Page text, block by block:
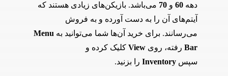
دهه 60و 70 می‌باشد. بازیکن‌های زیادی هستند که
آیتم‌های آن را به دست آورده و به فروش
می‌رسانند. برای خرید آن‌ها شما می‌توانید به Menu
Barرفته، روی Viewکلیک کرده و
سپس Inventoryرا بزنید.